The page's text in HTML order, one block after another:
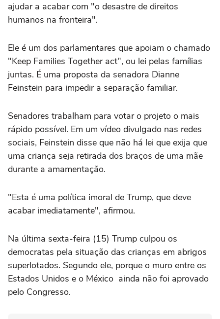
ajudar a acabar com "o desastre de direitos
humanos na fronteira".
Ele é um dos parlamentares que apoiam o chamado
"Keep Families Together act", ou lei pelas famílias
juntas. É uma proposta da senadora Dianne
Feinstein para impedir a separação familiar.
Senadores trabalham para votar o projeto o mais
rápido possível. Em um vídeo divulgado nas redes
sociais, Feinstein disse que não há lei que exija que
uma criança seja retirada dos braços de uma mãe
durante a amamentação.
"Esta é uma política imoral de Trump, que deve
acabar imediatamente", afirmou.
Na última sexta-feira (15) Trump culpou os
democratas pela situação das crianças em abrigos
superlotados. Segundo ele, porque o muro entre os
Estados Unidos e o México ainda não foi aprovado
pelo Congresso.